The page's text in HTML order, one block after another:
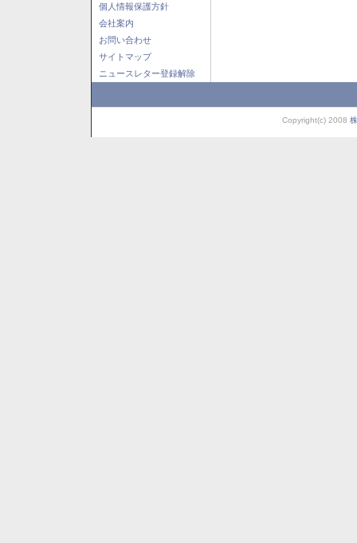
個人情報保護方針
会社案内
お問い合わせ
サイトマップ
ニュースレター登録解除
Copyright(c) 2008